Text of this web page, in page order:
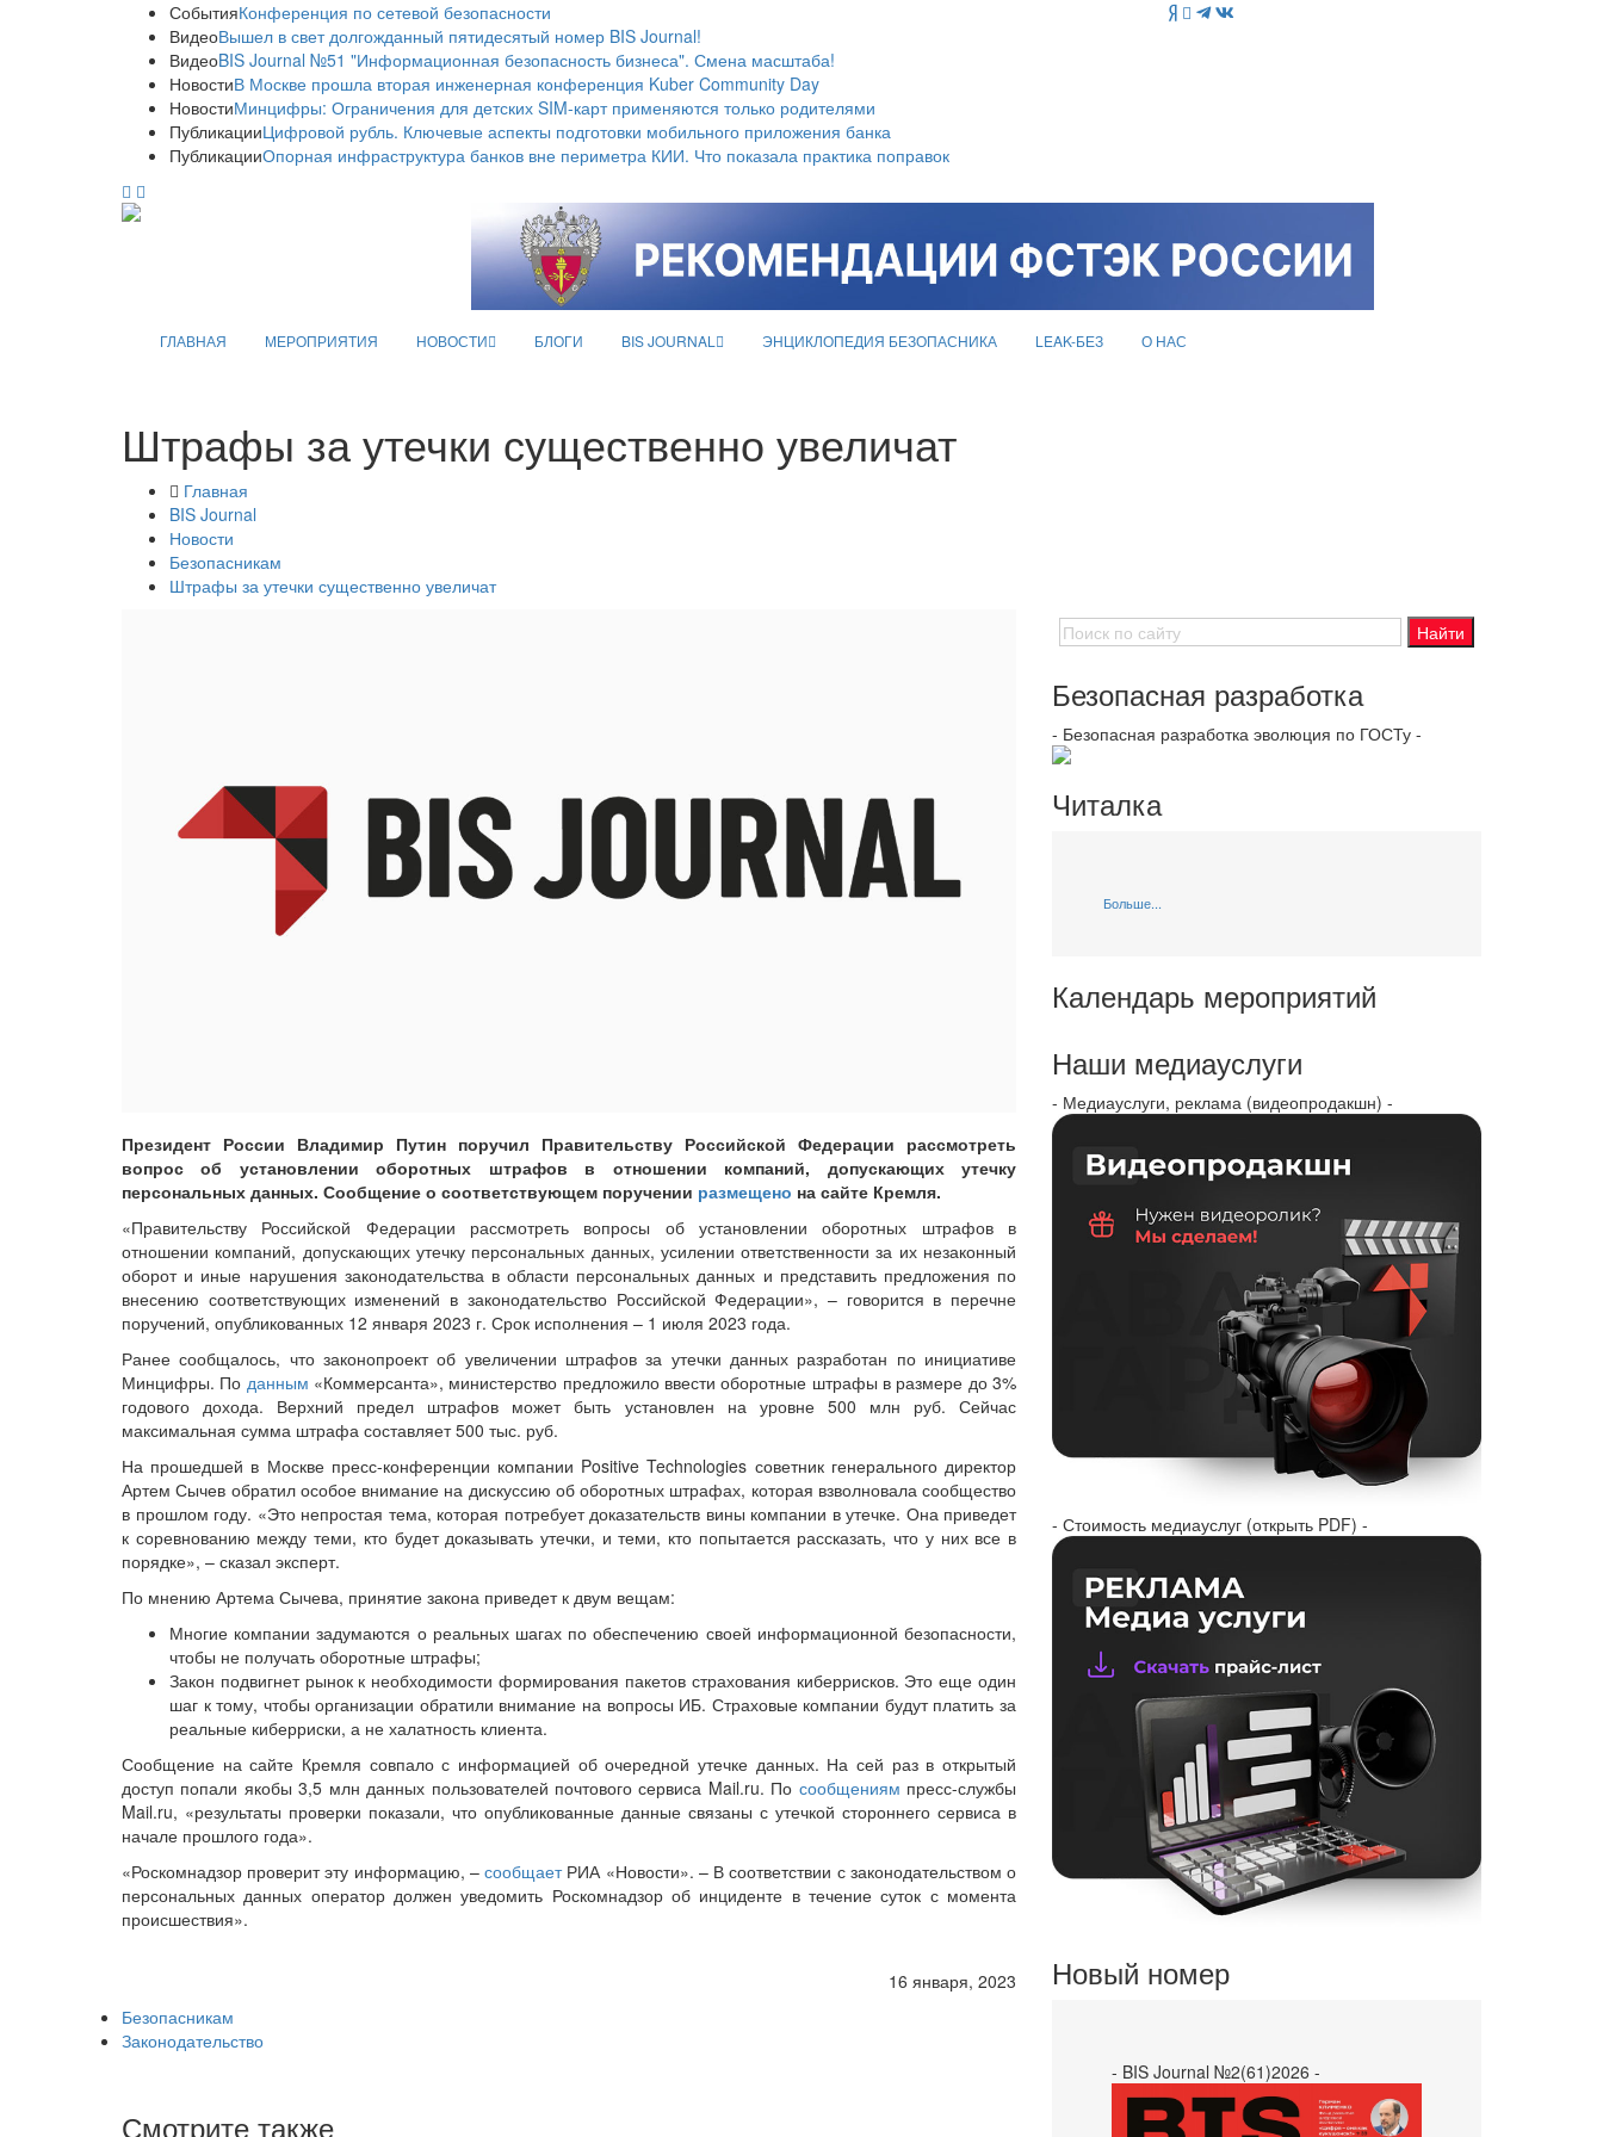
СобытияКонференция по сетевой безопасности
ВидеоВышел в свет долгожданный пятидесятый номер BIS Journal!
ВидеоBIS Journal №51 "Информационная безопасность бизнеса". Смена масштаба!
НовостиВ Москве прошла вторая инженерная конференция Kuber Community Day
НовостиМинцифры: Ограничения для детских SIM-карт применяются только родителями
ПубликацииЦифровой рубль. Ключевые аспекты подготовки мобильного приложения банка
ПубликацииОпорная инфраструктура банков вне периметра КИИ. Что показала практика поправок
ГЛАВНАЯ МЕРОПРИЯТИЯ НОВОСТИ БЛОГИ BIS JOURNAL ЭНЦИКЛОПЕДИЯ БЕЗОПАСНИКА LEAK-БЕЗ О НАС
Штрафы за утечки существенно увеличат
Главная
BIS Journal
Новости
Безопасникам
Штрафы за утечки существенно увеличат
Президент России Владимир Путин поручил Правительству Российской Федерации рассмотреть
вопрос об установлении оборотных штрафов в отношении компаний, допускающих утечку
персональных данных. Сообщение о соответствующем поручении размещено на сайте Кремля.
«Правительству Российской Федерации рассмотреть вопросы об установлении оборотных штрафов в
отношении компаний, допускающих утечку персональных данных, усилении ответственности за их незаконный
оборот и иные нарушения законодательства в области персональных данных и представить предложения по
внесению соответствующих изменений в законодательство Российской Федерации», – говорится в перечне
поручений, опубликованных 12 января 2023 г. Срок исполнения – 1 июля 2023 года.
Ранее сообщалось, что законопроект об увеличении штрафов за утечки данных разработан по инициативе
Минцифры. По данным «Коммерсанта», министерство предложило ввести оборотные штрафы в размере до 3%
годового дохода. Верхний предел штрафов может быть установлен на уровне 500 млн руб. Сейчас
максимальная сумма штрафа составляет 500 тыс. руб.
На прошедшей в Москве пресс-конференции компании Positive Technologies советник генерального директор
Артем Сычев обратил особое внимание на дискуссию об оборотных штрафах, которая взволновала сообщество
в прошлом году. «Это непростая тема, которая потребует доказательств вины компании в утечке. Она приведет
к соревнованию между теми, кто будет доказывать утечки, и теми, кто попытается рассказать, что у них все в
порядке», – сказал эксперт.
По мнению Артема Сычева, принятие закона приведет к двум вещам:
Многие компании задумаются о реальных шагах по обеспечению своей информационной безопасности,
чтобы не получать оборотные штрафы;
Закон подвигнет рынок к необходимости формирования пакетов страхования киберрисков. Это еще один
шаг к тому, чтобы организации обратили внимание на вопросы ИБ. Страховые компании будут платить за
реальные киберриски, а не халатность клиента.
Сообщение на сайте Кремля совпало с информацией об очередной утечке данных. На сей раз в открытый
доступ попали якобы 3,5 млн данных пользователей почтового сервиса Mail.ru. По сообщениям пресс-службы
Mail.ru, «результаты проверки показали, что опубликованные данные связаны с утечкой стороннего сервиса в
начале прошлого года».
«Роскомнадзор проверит эту информацию, –сообщаетРИА «Новости». – В соответствии с законодательством о
персональных данных оператор должен уведомить Роскомнадзор об инциденте в течение суток с момента
происшествия».
16 января, 2023
Безопасникам
Законодательство
Смотрите также
Безопасная разработка
- Безопасная разработка эволюция по ГОСТу -
Читалка
Больше...
Календарь мероприятий
Наши медиауслуги
- Медиауслуги, реклама (видеопродакшн) -
- Стоимость медиауслуг (открыть PDF) -
Новый номер
- BIS Journal №2(61)2026 -